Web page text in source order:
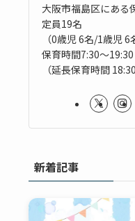
大阪市福島区にある
定員19名
（0歳児 6名/1歳児 6
保育時間7:30～19:30
（延長保育時間
新着記事